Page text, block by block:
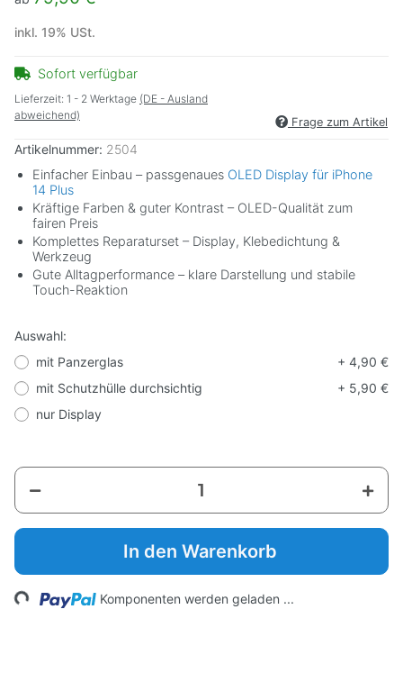
inkl. 19% USt.
Sofort verfügbar
Lieferzeit: 1 - 2 Werktage (DE - Ausland
abweichend)
Frage zum Artikel
Artikelnummer: 2504
Einfacher Einbau – passgenaues OLED Display für iPhone
14 Plus
Kräftige Farben & guter Kontrast – OLED-Qualität zum
fairen Preis
Komplettes Reparaturset – Display, Klebedichtung &
Werkzeug
Gute Alltagperformance – klare Darstellung und stabile
Touch-Reaktion
Auswahl:
mit Panzerglas
+ 4,90 €
mit Schutzhülle durchsichtig
+ 5,90 €
nur Display
In den Warenkorb
Loading... Komponenten werden geladen ...